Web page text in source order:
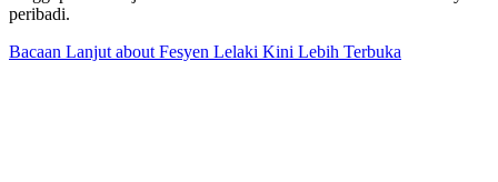
peribadi.
Bacaan Lanjut about Fesyen Lelaki Kini Lebih Terbuka